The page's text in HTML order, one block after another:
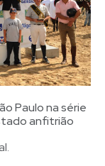
Paulo na série
anfitrião